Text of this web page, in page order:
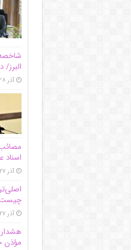
آذر ۲۸, ۱۴۰۴
آذر ۲۷, ۱۴۰۴
آذر ۲۷, ۱۴۰۴
مؤذن